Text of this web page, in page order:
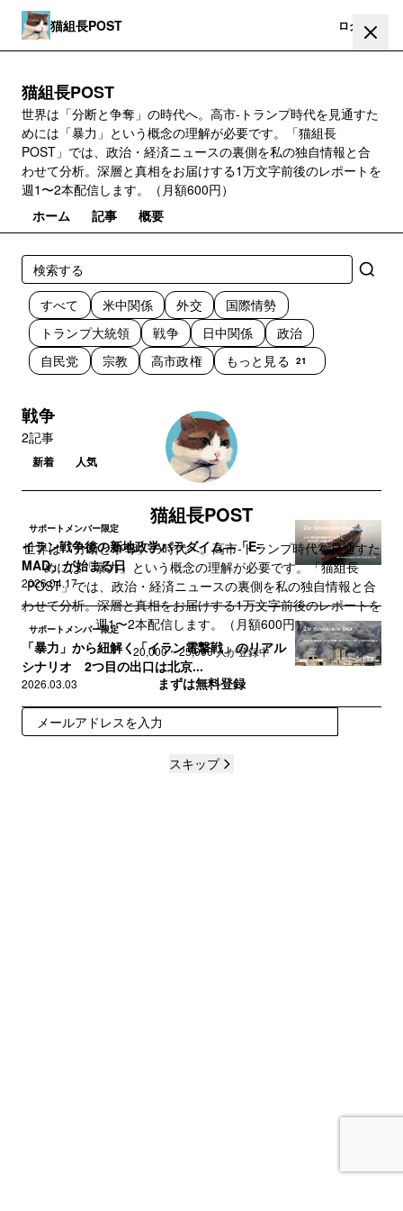
猫組長POST ログイン
猫組長POST
世界は「分断と争奪」の時代へ。高市‐トランプ時代を見通すた
めには「暴力」という概念の理解が必要です。「猫組長
POST」では、政治・経済ニュースの裏側を私の独自情報と合
わせて分析。深層と真相をお届けする1万文字前後のレポートを
週1〜2本配信します。（月額600円）
ホーム
記事 概要
すべて 米中関係 外交
国際情勢
トランプ大統領
戦争 日中関係
政治
自民党
宗教 高市政権 もっと見る 21
戦争
2記事
新着 人気
サポートメンバー限定
イラン戦争後の新地政学パラダイム―「E-
MAD」が始まる日
2026.04.17
サポートメンバー限定
「暴力」から紐解く「イラン電撃戦」のリアル
シナリオ 2つ目の出口は北京...
2026.03.03
猫組長POST
世界は「分断と争奪」の時代へ。高市‐トランプ時代を見通すた
めには「暴力」という概念の理解が必要です。「猫組長
POST」では、政治・経済ニュースの裏側を私の独自情報と合
わせて分析。深層と真相をお届けする1万文字前後のレポートを
週1〜2本配信します。（月額600円）
20,000 ~ 25,000 人が登録中
まずは無料登録
スキップ